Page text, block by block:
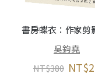
書房蝶衣：作家剪
吳鈞堯
NT$380 NT$